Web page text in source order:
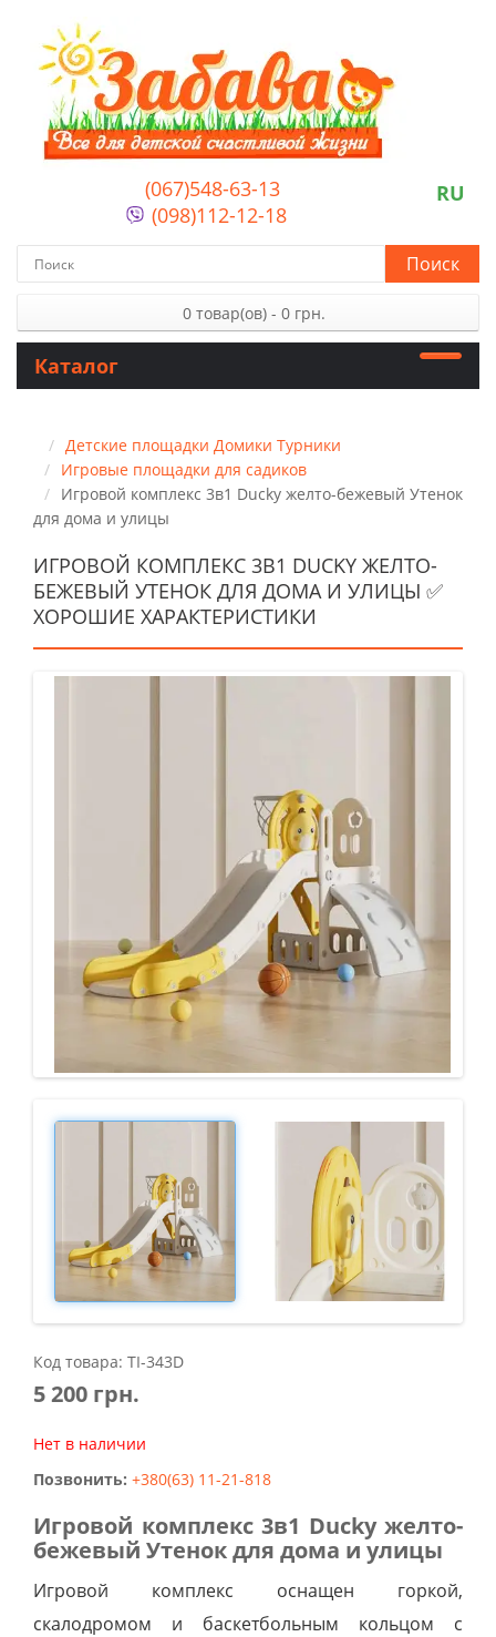
(067)548-63-13
(098)112-12-18
RU
Поиск
0 товар(ов) - 0 грн.
Каталог
Детские площадки Домики Турники
Игровые площадки для садиков
Игровой комплекс 3в1 Ducky желто-бежевый Утенок
для дома и улицы
ИГРОВОЙ КОМПЛЕКС 3В1 DUCKY ЖЕЛТО-
БЕЖЕВЫЙ УТЕНОК ДЛЯ ДОМА И УЛИЦЫ ✅
ХОРОШИЕ ХАРАКТЕРИСТИКИ
Код товара: TI-343D
5 200 грн.
Нет в наличии
Позвонить: +380(63) 11-21-818
Игровой комплекс 3в1 Ducky желто-
бежевый Утенок для дома и улицы
Игровой комплекс оснащен горкой,
скалодромом и баскетбольным кольцом с